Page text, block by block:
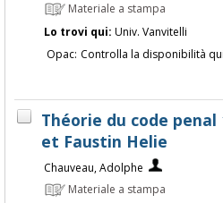
Materiale a stampa
Lo trovi qui: Univ. Vanvitelli
Opac: Controlla la disponibilità
Théorie du code
et Faustin Helie
Chauveau, Adolphe
Materiale a stampa